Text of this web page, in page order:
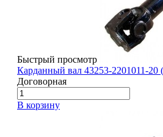
Быстрый просмотр
Карданный вал 43253-2201011-
Договорная
В корзину